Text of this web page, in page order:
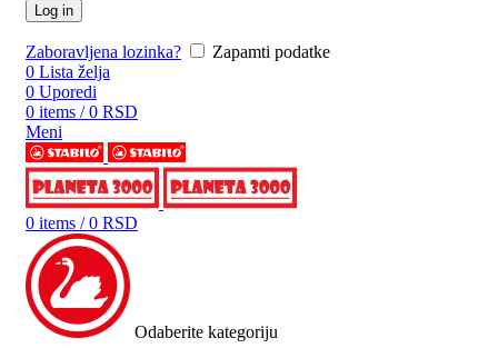
Log in
Zaboravljena lozinka?
Zapamti podatke
0 Lista želja
0 Uporedi
0 items / 0 RSD
Meni
0 items / 0 RSD
Odaberite kategoriju